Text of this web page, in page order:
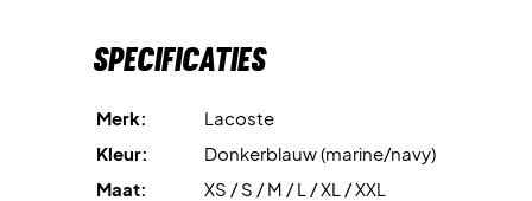
Specificaties
Merk:
Lacoste
Kleur:
Donkerblauw (marine/navy)
Maat:
XS / S / M / L / XL / XXL